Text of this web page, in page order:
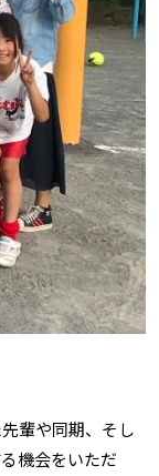
輩や同期、そし
機会をいただ